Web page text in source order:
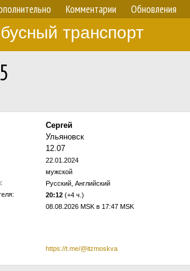
Комментарии Обновления
транспорт
Сергей
Ульяновск
12.07
22.01.2024
мужской
Русский, Английский
20:12 (+4 ч.)
08.08.2026 MSK в 17:47 MSK
https://t.me/@itzmoskva